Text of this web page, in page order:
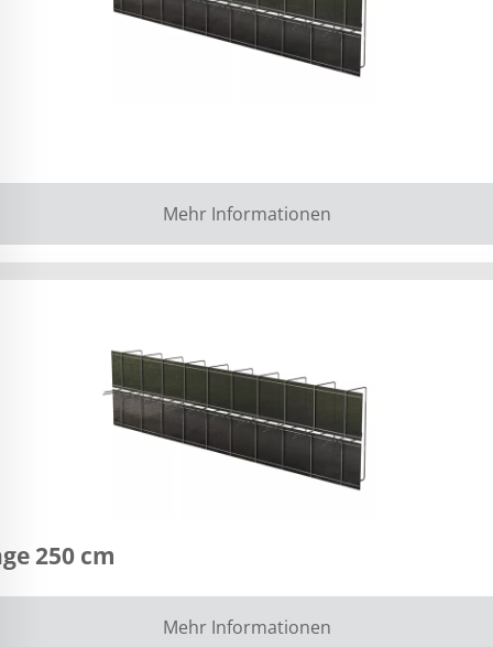
Mehr Informationen
250 cm
Mehr Informationen